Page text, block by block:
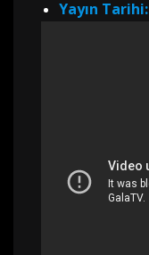
Yayın Tarihi: